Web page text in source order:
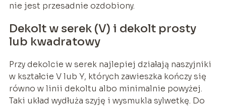
nie jest przesadnie ozdobiony.
Dekolt w serek (V) i dekolt prosty
lub kwadratowy
Przy dekolcie w serek najlepiej działają naszyjniki
w kształcie V lub Y, których zawieszka kończy się
równo w linii dekoltu albo minimalnie powyżej.
Taki układ wydłuża szyję i wysmukla sylwetkę. Do